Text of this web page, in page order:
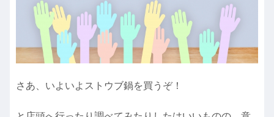
さあ、いよいよストウブ鍋を買うぞ！